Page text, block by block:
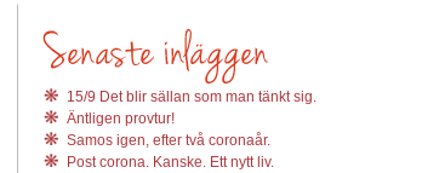
15/9 Det blir sällan som man tänkt sig.
Äntligen provtur!
Samos igen, efter två coronaår.
Post corona. Kanske. Ett nytt liv.